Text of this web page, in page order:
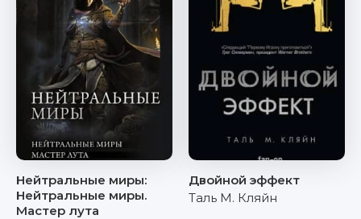
Нейтральные миры:
Нейтральные миры.
Мастер лута
Двойной эффект
Таль М. Кляйн